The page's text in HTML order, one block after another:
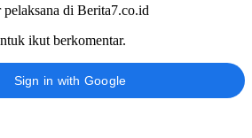
di Berita7.co.id
ikut berkomentar.
Sign in with Google